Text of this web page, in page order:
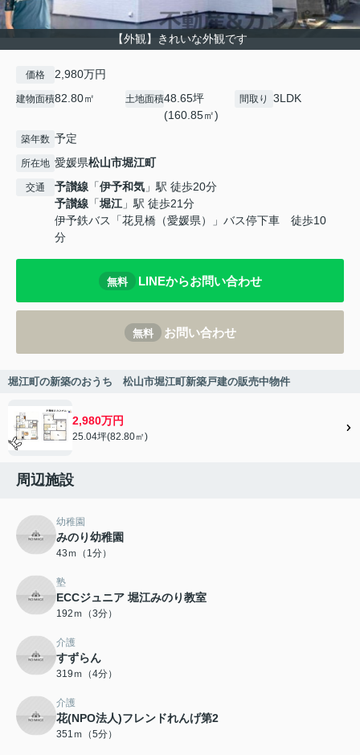
【外観】きれいな外観です
価格 2,980万円
建物面積82.80㎡ 土地面積48.65坪
(160.85㎡)
間取り 3LDK
築年数 予定
所在地 愛媛県松山市堀江町
交通 予讃線 「伊予和気 」駅 徒歩20分
予讃線 「堀江 」駅 徒歩21分
伊予鉄バス「花見橋（愛媛県）」バス停下車 徒歩10
分
無料 LINEからお問い合わせ
無料 お問い合わせ
堀江町の新築のおうち 松山市堀江町新築戸建の販売中物件
2,980万円
25.04坪(82.80㎡)
周辺施設
幼稚園
みのり幼稚園
43ｍ（1分）
塾
ECCジュニア 堀江みのり教室
192ｍ（3分）
介護
すずらん
319ｍ（4分）
介護
花(NPO法人)フレンドれんげ第2
351ｍ（5分）